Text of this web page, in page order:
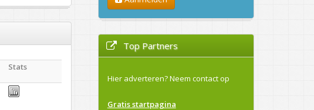
Stats
Top Partners
Hier adverteren?Neem contact op
Gratis startpagina